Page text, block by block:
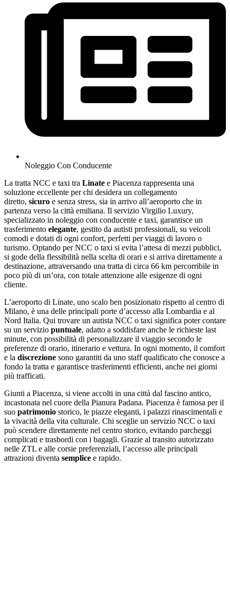
Noleggio Con Conducente
La tratta NCC e taxi tra Linate e Piacenza rappresenta una
soluzione eccellente per chi desidera un collegamento
diretto, sicuro e senza stress, sia in arrivo all’aeroporto che in
partenza verso la città emiliana. Il servizio Virgilio Luxury,
specializzato in noleggio con conducente e taxi, garantisce un
trasferimento elegante, gestito da autisti professionali, su veicoli
comodi e dotati di ogni confort, perfetti per viaggi di lavoro o
turismo. Optando per NCC o taxi si evita l’attesa di mezzi pubblici,
si gode della flessibilità nella scelta di orari e si arriva direttamente a
destinazione, attraversando una tratta di circa 66 km percorribile in
poco più di un’ora, con totale attenzione alle esigenze di ogni
cliente.
L’aeroporto di Linate, uno scalo ben posizionato rispetto al centro di
Milano, è una delle principali porte d’accesso alla Lombardia e al
Nord Italia. Qui trovare un autista NCC o taxi significa poter contare
su un servizio puntuale, adatto a soddisfare anche le richieste last
minute, con possibilità di personalizzare il viaggio secondo le
preferenze di orario, itinerario e vettura. In ogni momento, il comfort
e la discrezione sono garantiti da uno staff qualificato che conosce a
fondo la tratta e garantisce trasferimenti efficienti, anche nei giorni
più trafficati.
Giunti a Piacenza, si viene accolti in una città dal fascino antico,
incastonata nel cuore della Pianura Padana. Piacenza è famosa per il
suo patrimonio storico, le piazze eleganti, i palazzi rinascimentali e
la vivacità della vita culturale. Chi sceglie un servizio NCC o taxi
può scendere direttamente nel centro storico, evitando parcheggi
complicati e trasbordi con i bagagli. Grazie al transito autorizzato
nelle ZTL e alle corsie preferenziali, l’accesso alle principali
attrazioni diventa semplice e rapido.